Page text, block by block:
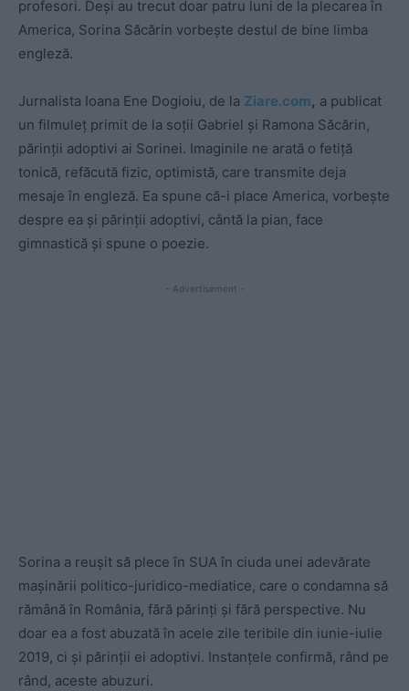
profesori. Deși au trecut doar patru luni de la plecarea în
America, Sorina Săcărin vorbește destul de bine limba
engleză.
Jurnalista Ioana Ene Dogioiu, de la Ziare.com, a publicat
un filmuleț primit de la soții Gabriel și Ramona Săcărin,
părinții adoptivi ai Sorinei. Imaginile ne arată o fetiță
tonică, refăcută fizic, optimistă, care transmite deja
mesaje în engleză. Ea spune că-i place America, vorbește
despre ea și părinții adoptivi, cântă la pian, face
gimnastică și spune o poezie.
- Advertisement -
Sorina a reușit să plece în SUA în ciuda unei adevărate
mașinării politico-juridico-mediatice, care o condamna să
rămână în România, fără părinți și fără perspective. Nu
doar ea a fost abuzată în acele zile teribile din iunie-iulie
2019, ci și părinții ei adoptivi. Instanțele confirmă, rând pe
rând, aceste abuzuri.